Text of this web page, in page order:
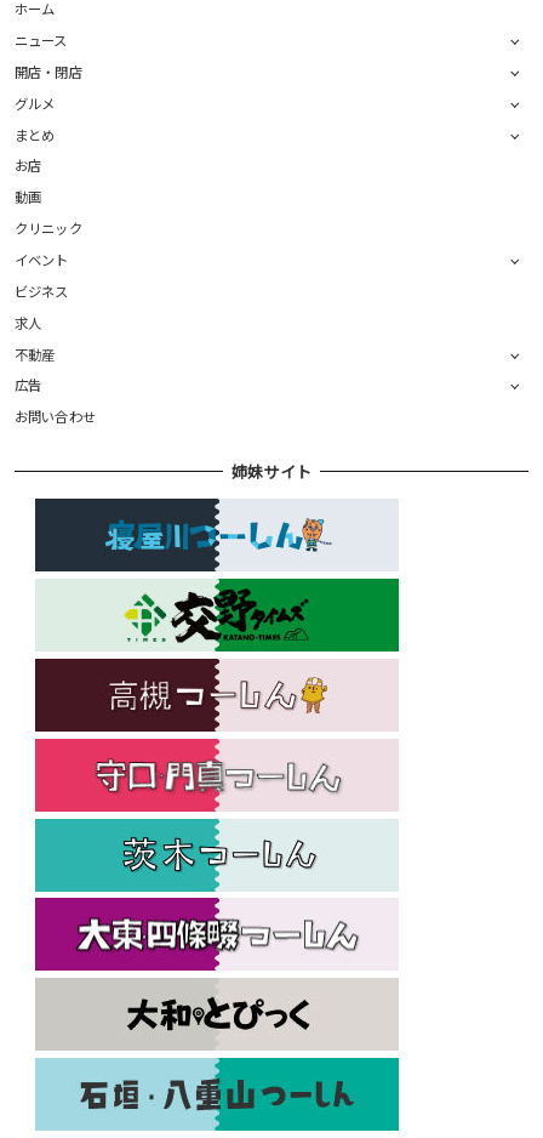
ホーム
ニュース
開店・閉店
グルメ
まとめ
お店
動画
クリニック
イベント
ビジネス
求人
不動産
広告
お問い合わせ
姉妹サイト